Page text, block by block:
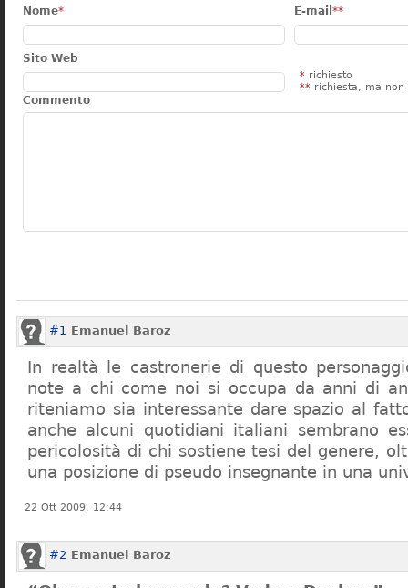
Nome* E-mail **
Sito Web
* richiesto
** richiesta, ma non
Commento
#1 Emanuel Baroz
In realtà le castronerie di questo
note a chi come noi si occupa da anni di
riteniamo sia interessante dare spazio al fatto
anche alcuni quotidiani italiani sembrano
pericolosità di chi sostiene tesi del genere,
una posizione di pseudo insegnante in una
22 Ott 2009, 12:44
#2 Emanuel Baroz